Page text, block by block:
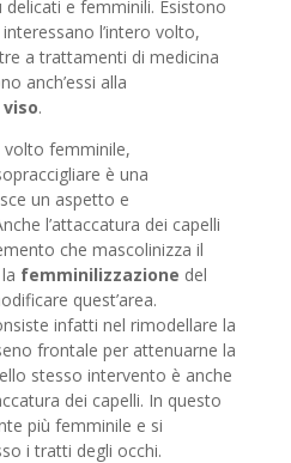
e femminili. Esistono
l’intero volto,
a trattamenti di medicina
anch’essi alla
.
volto femminile,
è una
un aspetto e
l’attaccatura dei capelli
che mascolinizza il
femminilizzazione del
quest’area.
infatti nel rimodellare la
frontale per attenuarne la
stesso intervento è anche
dei capelli. In questo
più femminile e si
i tratti degli occhi.